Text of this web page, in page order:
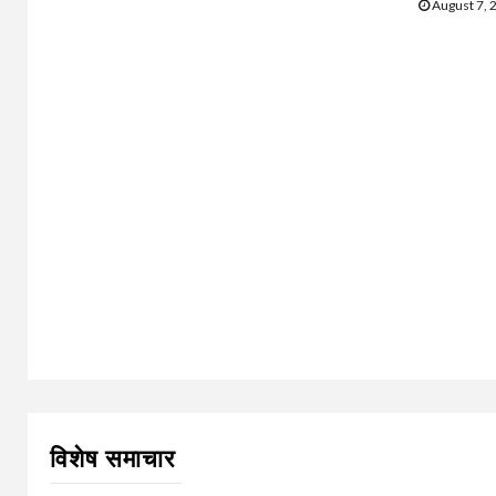
August 7,
विशेष समाचार